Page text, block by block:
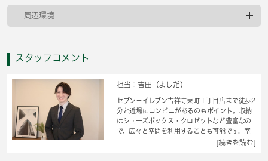
周辺環境
スタッフコメント
担当：吉田（よしだ）
セブン－イレブン吉祥寺東町１丁目店まで徒歩2
分と近場にコンビニがあるのもポイント。収納
はシューズボックス・クロゼットなど豊富なの
で、広々と空間を利用することも可能です。室
内設備はエアコン・CATVなど充実した設備を
[続きを読む]